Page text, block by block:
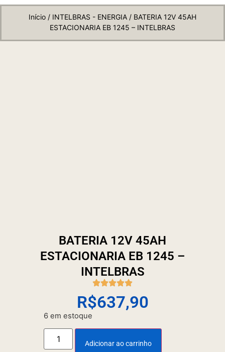
Início / INTELBRAS - ENERGIA / BATERIA 12V 45AH
ESTACIONARIA EB 1245 – INTELBRAS
BATERIA 12V 45AH
ESTACIONARIA EB 1245 –
INTELBRAS
R$637,90
6 em estoque
Adicionar ao carrinho